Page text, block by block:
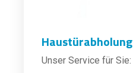
Haustürabholung
Unser Service für Sie: